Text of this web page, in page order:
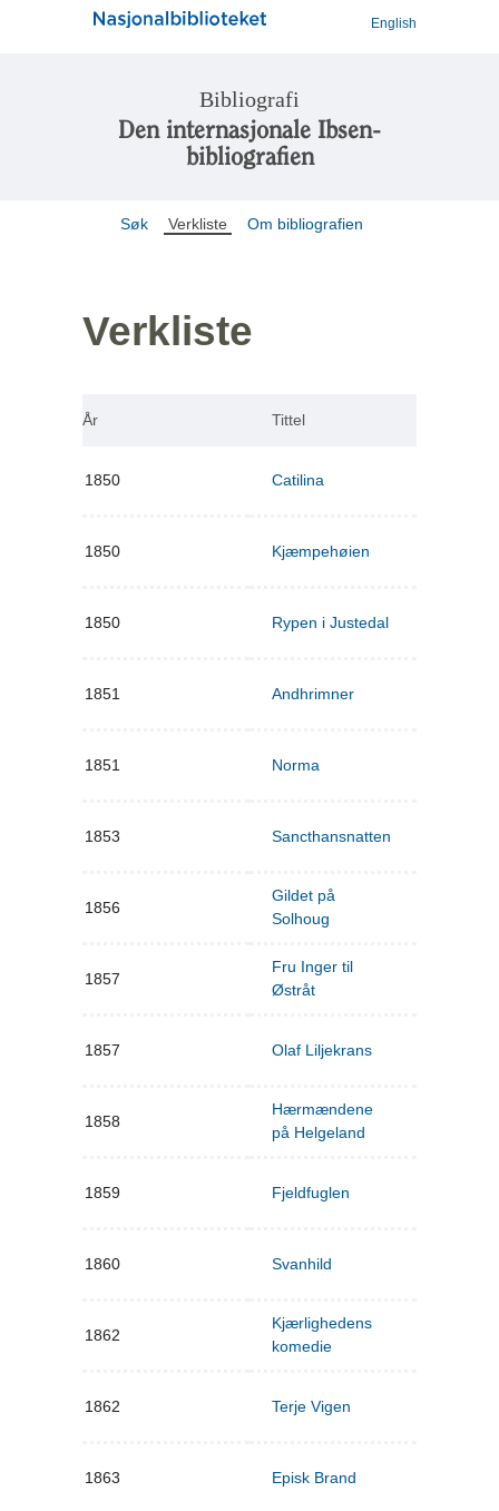
English
Bibliografi
Den internasjonale Ibsen-
bibliografien
Søk Verkliste Om bibliografien
Verkliste
År Tittel
1850 Catilina
1850 Kjæmpehøien
1850 Rypen i Justedal
1851 Andhrimner
1851 Norma
1853 Sancthansnatten
1856
Gildet på
Solhoug
1857
Fru Inger til
Østråt
1857 Olaf Liljekrans
1858
Hærmændene
på Helgeland
1859 Fjeldfuglen
1860 Svanhild
1862
Kjærlighedens
komedie
1862 Terje Vigen
1863 Episk Brand